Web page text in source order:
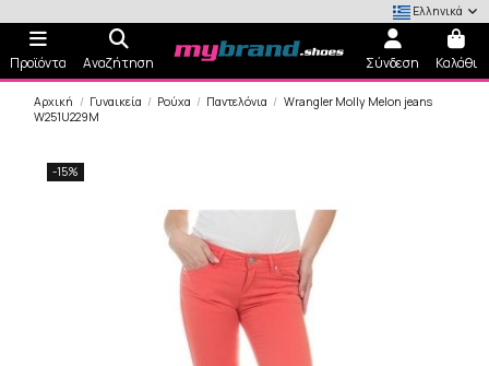
Ελληνικά
Προϊόντα Αναζήτηση Σύνδεση Καλάθι
Αρχική Γυναικεία Ρούχα Παντελόνια
Wrangler Molly Melon jeans
W251U229M
-15%